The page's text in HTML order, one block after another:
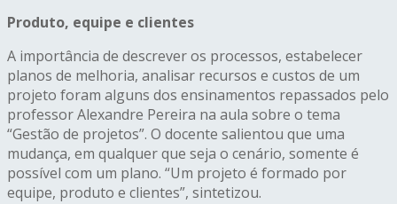
Produto, equipe e clientes
A importância de descrever os processos, estabelecer
planos de melhoria, analisar recursos e custos de um
projeto foram alguns dos ensinamentos repassados pelo
professor Alexandre Pereira na aula sobre o tema
“Gestão de projetos”. O docente salientou que uma
mudança, em qualquer que seja o cenário, somente é
possível com um plano. “Um projeto é formado por
equipe, produto e clientes”, sintetizou.